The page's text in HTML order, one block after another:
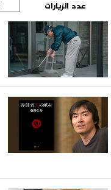
عدد الزيارات